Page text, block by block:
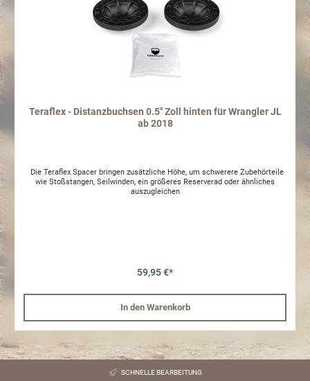
Teraflex - Distanzbuchsen 0.5" Zoll hinten für Wrangler JL
ab 2018
Die Teraflex Spacer bringen zusätzliche Höhe, um schwerere Zubehörteile
wie Stoßstangen, Seilwinden, ein größeres Reserverad oder ähnliches
auszugleichen
59,95 €*
In den Warenkorb
SCHNELLE BEARBEITUNG